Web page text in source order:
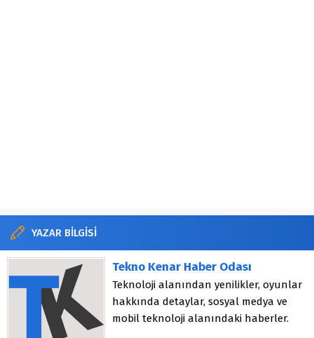
YAZAR BİLGİSİ
Tekno Kenar Haber Odası
Teknoloji alanından yenilikler, oyunlar
hakkında detaylar, sosyal medya ve
mobil teknoloji alanındaki haberler.